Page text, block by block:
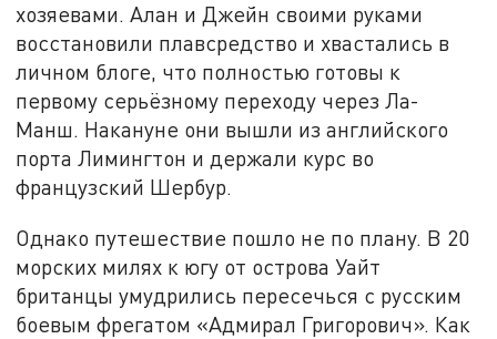
хозяевами. Алан и Джейн своими руками
восстановили плавсредство и хвастались в
личном блоге, что полностью готовы к
первому серьёзному переходу через Ла-
Манш. Накануне они вышли из английского
порта Лимингтон и держали курс во
французский Шербур.
Однако путешествие пошло не по плану. В 20
морских милях к югу от острова Уайт
британцы умудрились пересечься с русским
боевым фрегатом «Адмирал Григорович». Как